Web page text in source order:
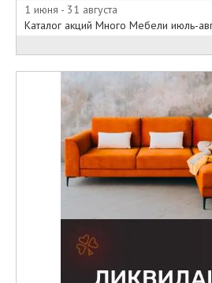
1 июня - 31 августа
Каталог акций Много Мебели июль-